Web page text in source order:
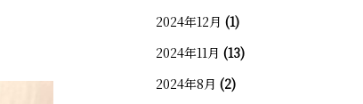
2024年12月 (1)
2024年11月 (13)
2024年8月 (2)